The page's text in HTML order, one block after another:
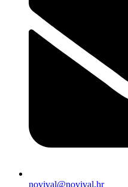
novival@novival.hr